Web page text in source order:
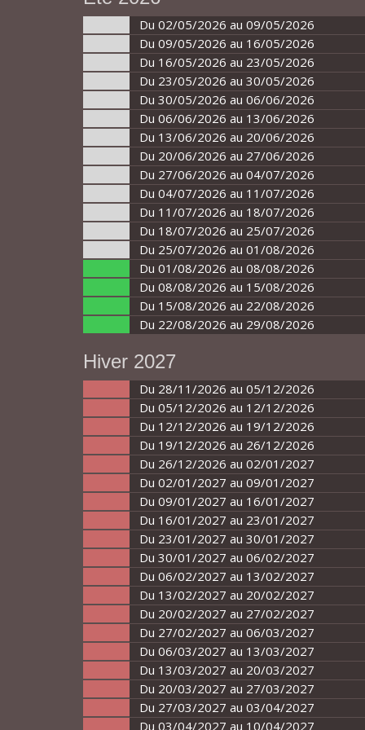
Du 02/05/2026 au 09/05/2026
Du 09/05/2026 au 16/05/2026
Du 16/05/2026 au 23/05/2026
Du 23/05/2026 au 30/05/2026
Du 30/05/2026 au 06/06/2026
Du 06/06/2026 au 13/06/2026
Du 13/06/2026 au 20/06/2026
Du 20/06/2026 au 27/06/2026
Du 27/06/2026 au 04/07/2026
Du 04/07/2026 au 11/07/2026
Du 11/07/2026 au 18/07/2026
Du 18/07/2026 au 25/07/2026
Du 25/07/2026 au 01/08/2026
Du 01/08/2026 au 08/08/2026
Du 08/08/2026 au 15/08/2026
Du 15/08/2026 au 22/08/2026
Du 22/08/2026 au 29/08/2026
Hiver 2027
Du 28/11/2026 au 05/12/2026
Du 05/12/2026 au 12/12/2026
Du 12/12/2026 au 19/12/2026
Du 19/12/2026 au 26/12/2026
Du 26/12/2026 au 02/01/2027
Du 02/01/2027 au 09/01/2027
Du 09/01/2027 au 16/01/2027
Du 16/01/2027 au 23/01/2027
Du 23/01/2027 au 30/01/2027
Du 30/01/2027 au 06/02/2027
Du 06/02/2027 au 13/02/2027
Du 13/02/2027 au 20/02/2027
Du 20/02/2027 au 27/02/2027
Du 27/02/2027 au 06/03/2027
Du 06/03/2027 au 13/03/2027
Du 13/03/2027 au 20/03/2027
Du 20/03/2027 au 27/03/2027
Du 27/03/2027 au 03/04/2027
Du 03/04/2027 au 10/04/2027